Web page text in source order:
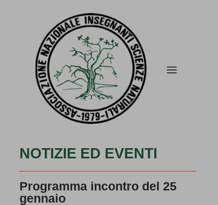
NOTIZIE ED EVENTI
Programma incontro del 25
gennaio